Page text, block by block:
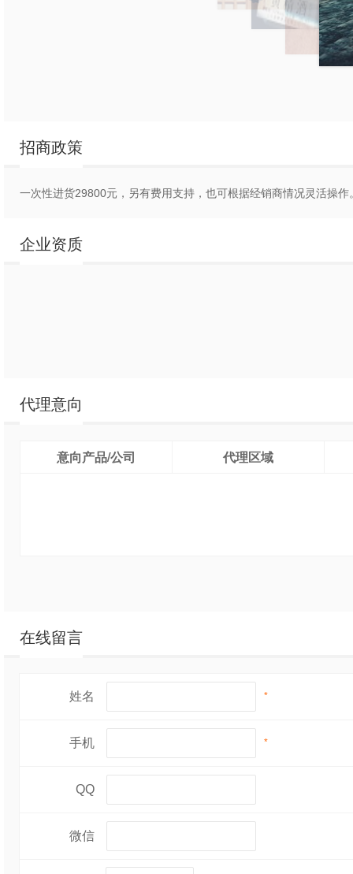
青未了黄精酒全国招商
招商政策
一次性进货29800元，另有费用支持，也可根据经销商情况灵活操作
企业资质
代理意向
意向产品/公司 代理区域
在线留言
姓名 *
手机 *
QQ
微信